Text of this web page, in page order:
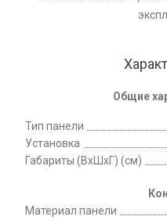
Общие
Тип панели
Установка
Габариты (ВхШхГ) (см)
Материал панели